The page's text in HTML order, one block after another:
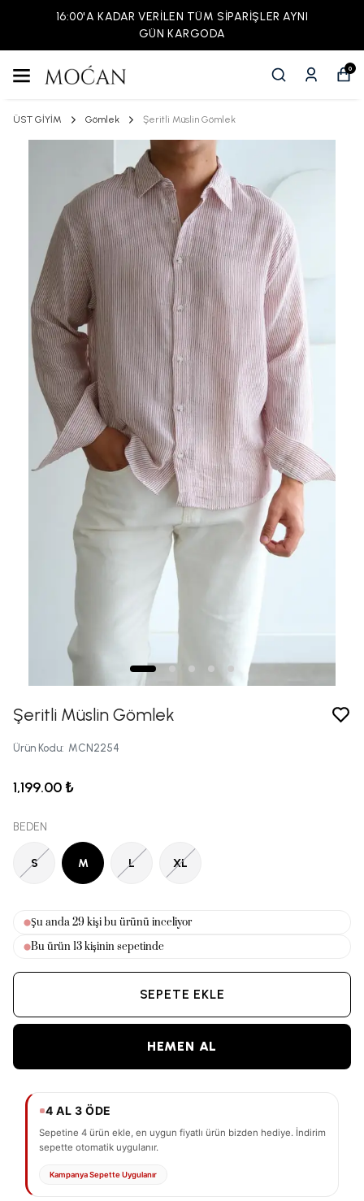
16:00'A KADAR VERİLEN TÜM SİPARİŞLER AYNI
GÜN KARGODA
0
ÜST GİYİM Gömlek Şeritli Müslin Gömlek
Şeritli Müslin Gömlek
Ürün Kodu: MCN2254
1,199.00 ₺
BEDEN
S M L XL
Şu anda32 kişi bu ürünü inceliyor
Bu ürün13kişinin sepetinde
SEPETE EKLE
HEMEN AL
4 AL 3 ÖDE
Sepetine 4 ürün ekle, en uygun fiyatlı ürün bizden hediye. İndirim
sepette otomatik uygulanır.
Kampanya Sepette Uygulanır